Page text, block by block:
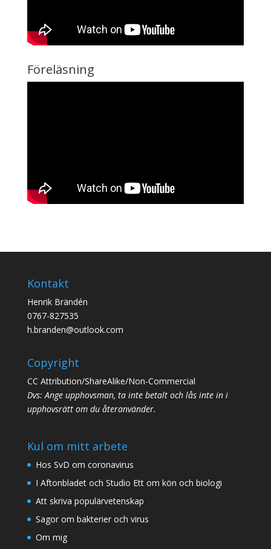
Föreläsning
Kontakt
Henrik Brändén
0767-827535
h.branden@outlook.com
Copyright
CC Attribution/ShareAlike/Non-Commercial
Dvs: Ange upphovsman, ta inte betalt och lås inte in i
upphovsrätt om du återanvänder.
Kul om mitt arbete
Hos SvD om coronavirus
I Aftonbladet och Studio Ett om kön och biologi
Att skriva populärvetenskap
Sagor om bakterier och virus
Om mig